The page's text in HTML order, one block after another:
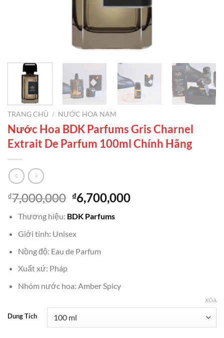
TRANG CHỦ / NƯỚC HOA NAM
Nước Hoa BDK Parfums Gris Charnel
Extrait De Parfum 100ml Chính Hãng
₫7,000,000 Giá
gốc
là:
₫7,000,000.
₫6,700,000Giá
Thương hiệu: BDK Parfums
Giới tính: Unisex
Nồng độ: Eau de Parfum
Xuất xứ: Pháp
Nhóm nước hoa: Amber Spicy
Dung Tích
XÓA